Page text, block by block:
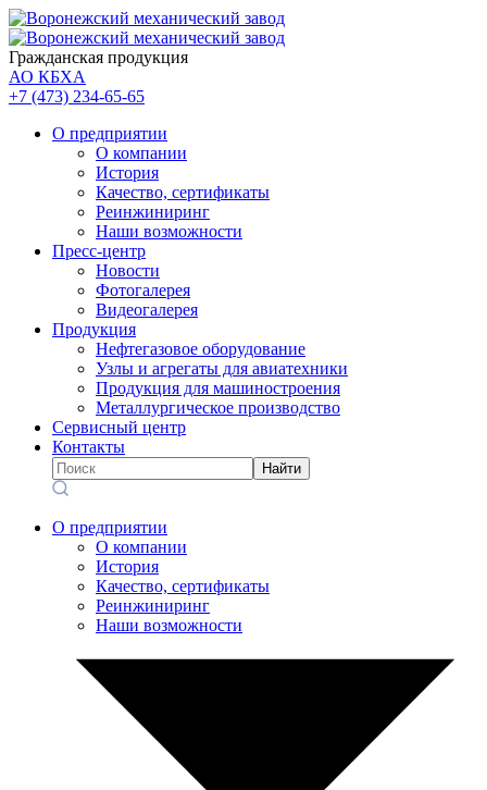
Гражданская продукция
АО КБХА
+7 (473) 234-65-65
О предприятии
О компании
История
Качество, сертификаты
Реинжиниринг
Наши возможности
Пресс-центр
Новости
Фотогалерея
Видеогалерея
Продукция
Нефтегазовое оборудование
Узлы и агрегаты для авиатехники
Продукция для машиностроения
Металлургическое производство
Сервисный центр
Контакты
Найти
О предприятии
О компании
История
Качество, сертификаты
Реинжиниринг
Наши возможности